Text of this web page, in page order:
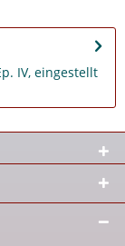
IV, eingestellt